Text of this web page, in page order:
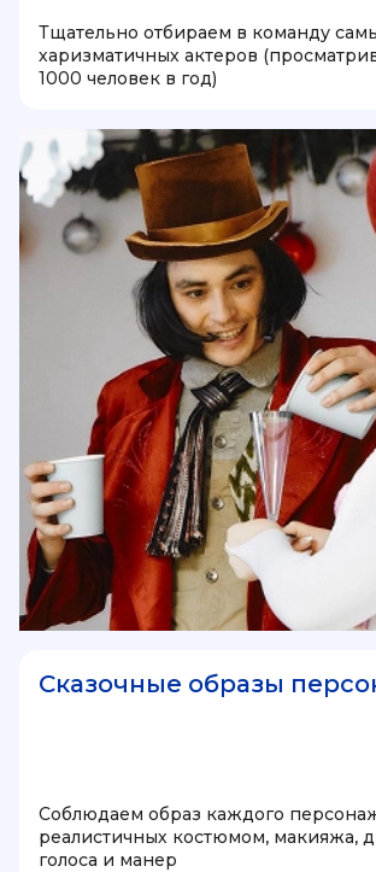
Тщательно отбираем в команду
харизматичных актеров
1000 человек в год)
Сказочные образы
Соблюдаем образ каждого
реалистичных костюмом, макияжа,
голоса и манер